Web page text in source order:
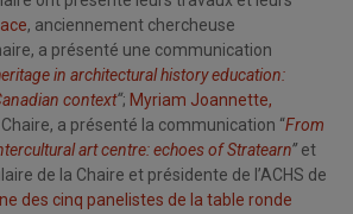
, anciennement chercheuse
a présenté une communication
in architectural history education:
context“; Myriam Joannette,
a présenté la communication “From
art centre: echoes of Stratearn”et
de la Chaire et présidente de l’ACHS de
des cinq panelistes de la table ronde